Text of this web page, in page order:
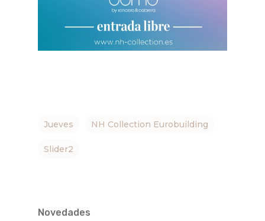
Jueves NH Collection Eurobuilding
Slider2
Novedades